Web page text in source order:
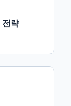
전략